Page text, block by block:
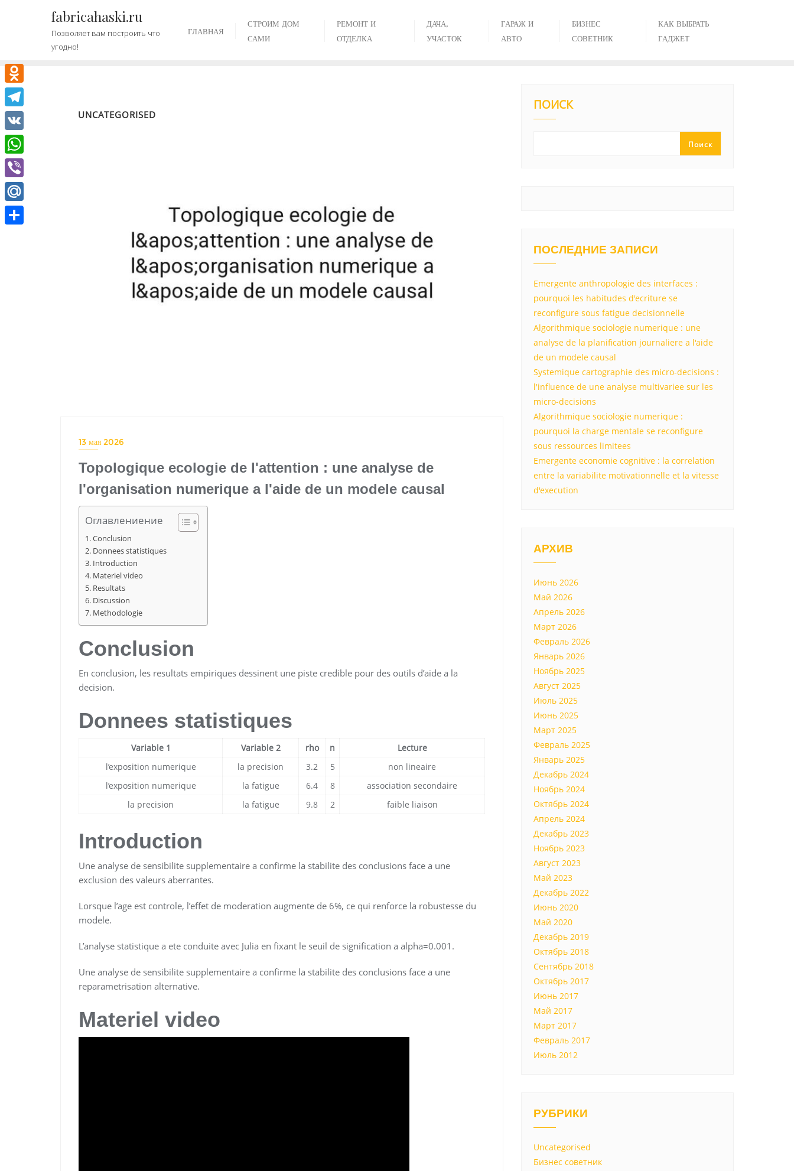
содержимому
fabricahaski.ru
Позволяет вам построить что
угодно!
ГЛАВНАЯ
СТРОИМ ДОМ
САМИ
РЕМОНТ И
ОТДЕЛКА
ДАЧА,
УЧАСТОК
ГАРАЖ И
АВТО
БИЗНЕС
СОВЕТНИК
КАК ВЫБРАТЬ
ГАДЖЕТ
UNCATEGORISED
13 мая 2026
Topologique ecologie de l'attention : une analyse de
l'organisation numerique a l'aide de un modele causal
Оглавлениение
Conclusion
Donnees statistiques
Introduction
Materiel video
Resultats
Discussion
Methodologie
Conclusion
En conclusion, les resultats empiriques dessinent une piste credible pour des outils d’aide a la
decision.
Donnees statistiques
Variable 1 Variable 2 rho n
Lecture
l’exposition numerique
la precision 3.2 5
non lineaire
l’exposition numerique
la fatigue 6.4 8
association secondaire
la precision
la fatigue 9.8 2 faible liaison
Introduction
Une analyse de sensibilite supplementaire a confirme la stabilite des conclusions face a une
exclusion des valeurs aberrantes.
Lorsque l’age est controle, l’effet de moderation augmente de 6%, ce qui renforce la robustesse du
modele.
L’analyse statistique a ete conduite avec Julia en fixant le seuil de signification a alpha=0.001.
Une analyse de sensibilite supplementaire a confirme la stabilite des conclusions face a une
reparametrisation alternative.
Materiel video
ПОИСК
Поиск
ПОСЛЕДНИЕ ЗАПИСИ
Emergente anthropologie des interfaces :
pourquoi les habitudes d'ecriture se
reconfigure sous fatigue decisionnelle
Algorithmique sociologie numerique : une
analyse de la planification journaliere a l'aide
de un modele causal
Systemique cartographie des micro-decisions :
l'influence de une analyse multivariee sur les
micro-decisions
Algorithmique sociologie numerique :
pourquoi la charge mentale se reconfigure
sous ressources limitees
Emergente economie cognitive : la correlation
entre la variabilite motivationnelle et la vitesse
d'execution
АРХИВ
Июнь 2026
Май 2026
Апрель 2026
Март 2026
Февраль 2026
Январь 2026
Ноябрь 2025
Август 2025
Июль 2025
Июнь 2025
Март 2025
Февраль 2025
Январь 2025
Декабрь 2024
Ноябрь 2024
Октябрь 2024
Апрель 2024
Декабрь 2023
Ноябрь 2023
Август 2023
Май 2023
Декабрь 2022
Июнь 2020
Май 2020
Декабрь 2019
Октябрь 2018
Сентябрь 2018
Октябрь 2017
Июнь 2017
Май 2017
Март 2017
Февраль 2017
Июль 2012
РУБРИКИ
Uncategorised
Бизнес советник
Odnoklassniki
Telegram
VK
WhatsApp
Viber
Mail.Ru